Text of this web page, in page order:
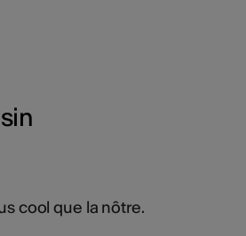
cool que la nôtre.